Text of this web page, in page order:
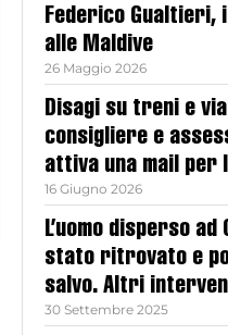
Federico Gualtieri,
alle Maldive
26 Maggio 2026
Disagi su treni e
consigliere e
attiva una mail per
16 Giugno 2026
L’uomo disperso ad
stato ritrovato e
salvo. Altri
30 Settembre 2025